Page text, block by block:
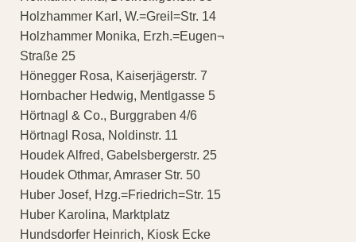
Holzhammer Karl, W.=Greil=Str. 14
Holzhammer Monika, Erzh.=Eugen¬
Straße 25
Hönegger Rosa, Kaiserjägerstr. 7
Hornbacher Hedwig, Mentlgasse 5
Hörtnagl & Co., Burggraben 4/6
Hörtnagl Rosa, Noldinstr. 11
Houdek Alfred, Gabelsbergerstr. 25
Houdek Othmar, Amraser Str. 50
Huber Josef, Hzg.=Friedrich=Str. 15
Huber Karolina, Marktplatz
Hundsdorfer Heinrich, Kiosk Ecke